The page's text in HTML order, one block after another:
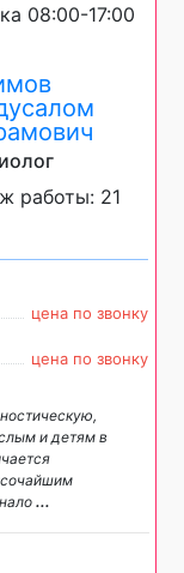
08:00-17:00
работы: 21
цена по звонку
цена по звонку
и детям в
...